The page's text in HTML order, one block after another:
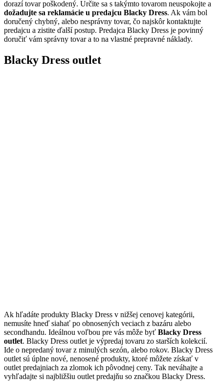
dorazí tovar poškodený. Určite sa s takýmto tovarom neuspokojte a
dožadujte sa reklamácie u predajcu Blacky Dress. Ak vám bol
doručený chybný, alebo nesprávny tovar, čo najskôr kontaktujte
predajcu a zistite ďalší postup. Predajca Blacky Dress je povinný
doručiť vám správny tovar a to na vlastné prepravné náklady.
Blacky Dress outlet
Ak hľadáte produkty Blacky Dress v nižšej cenovej kategórii,
nemusíte hneď siahať po obnosených veciach z bazáru alebo
secondhandu. Ideálnou voľbou pre vás môže byť Blacky Dress
outlet. Blacky Dress outlet je výpredaj tovaru zo starších kolekcií.
Ide o nepredaný tovar z minulých sezón, alebo rokov. Blacky Dress
outlet sú úplne nové, nenosené produkty, ktoré môžete získať v
outlet predajniach za zlomok ich pôvodnej ceny. Tak neváhajte a
vyhľadajte si najbližšiu outlet predajňu so značkou Blacky Dress.